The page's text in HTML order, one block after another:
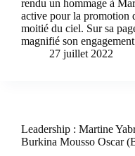
rendu un hommage à
active pour la promotion
moitié du ciel. Sur sa
magnifié son
27 juillet 2022
Leadership : Martine
Burkina Mousso Oscar